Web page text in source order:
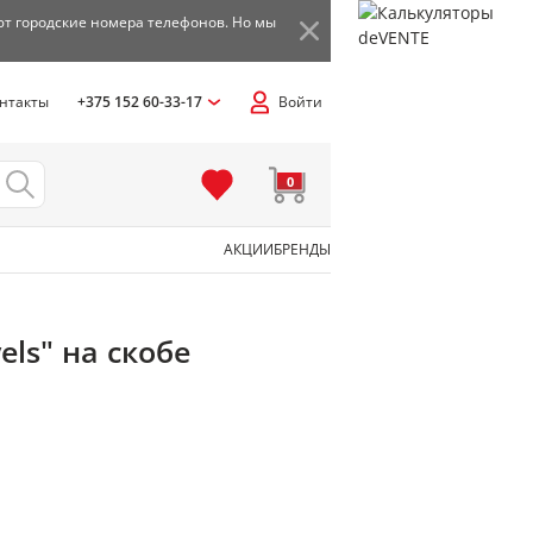
городские номера телефонов. Но мы
+375 152 60-33-17 Войти
0
АКЦИИБРЕНДЫ
на скобе